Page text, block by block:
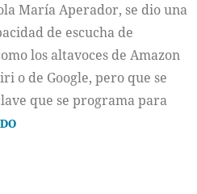
María Aperador, se dio una
de escucha de
los altavoces de Amazon
o de Google, pero que se
que se programa para